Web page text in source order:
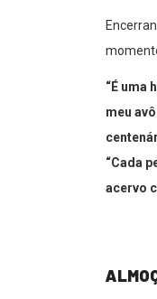
“É uma
meu
“Cada
acervo